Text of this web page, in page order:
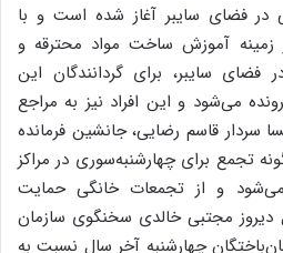
در فضای سایبر آغاز شده است و با
آموزش ساخت مواد محترقه و
سایبر، برای گردانندگان این
می‌شود و این افراد نیز به مراجع
قاسم رضایی، جانشین فرمانده
تجمع برای چهارشنبه‌سوری در مراکز
و از تجمعات خانگی حمایت
مجتبی خالدی سخنگوی سازمان
چهارشنبه آخر سال نسبت به